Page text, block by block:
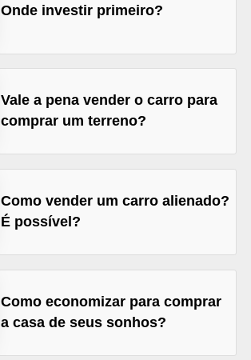
Onde investir primeiro?
Vale a pena vender o carro para
comprar um terreno?
Como vender um carro alienado?
É possível?
Como economizar para comprar
a casa de seus sonhos?